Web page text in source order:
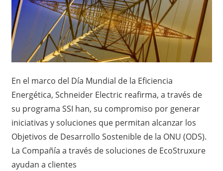
En el marco del Día Mundial de la Eficiencia
Energética, Schneider Electric reafirma, a través de
su programa SSI han, su compromiso por generar
iniciativas y soluciones que permitan alcanzar los
Objetivos de Desarrollo Sostenible de la ONU (ODS).
La Compañía a través de soluciones de EcoStruxure
ayudan a clientes